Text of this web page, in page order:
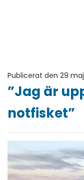
Publicerat den 29
”Jag är
notfisket”